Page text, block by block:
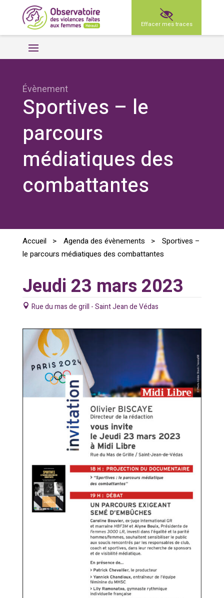
Effacer mes traces
Évènement
Sportives – le
parcours
médiatiques des
combattantes
Accueil > Agenda des évènements >
Sportives –
le parcours médiatiques des combattantes
Jeudi 23 mars 2023
Rue du mas de grill - Saint Jean de Védas